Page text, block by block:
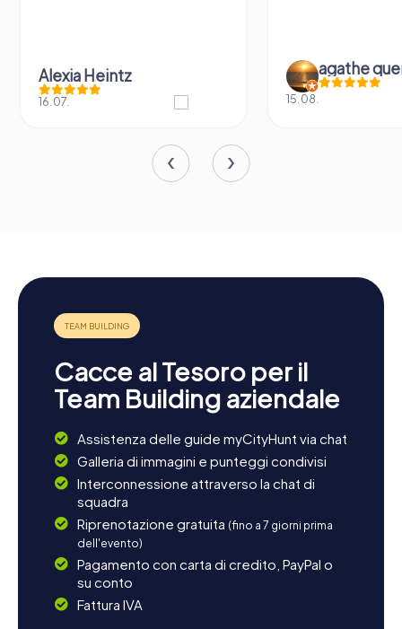
Alexia Heintz
16.07.
agathe
15.08.
Cacce al Tesoro per il
Team Building aziendale
Assistenza delle guide myCityHunt via chat
Galleria di immagini e punteggi condivisi
Interconnessione attraverso la chat di
squadra
Riprenotazione gratuita (fino a 7 giorni prima
dell'evento)
Pagamento con carta di credito, PayPal o
su conto
Fattura IVA